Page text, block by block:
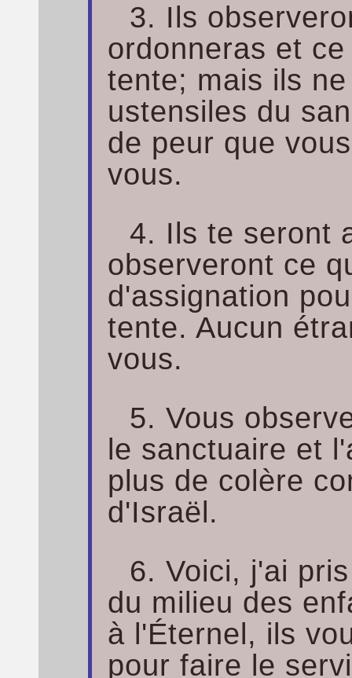
3. Ils
ordonneras et
tente; mais ils
ustensiles du
de peur que
vous.
4. Ils te seront
observeront ce
d'assignation
tente. Aucun
vous.
5. Vous
le sanctuaire et
plus de colère
d'Israël.
6. Voici, j'ai
du milieu des
à l'Éternel, ils
pour faire le